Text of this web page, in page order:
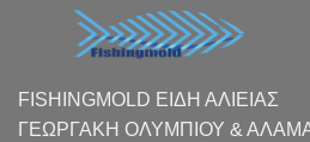
FISHINGMOLD ΕΙΔΗ ΑΛΙΕΙΑΣ
ΓΕΩΡΓΑΚΗ ΟΛΥΜΠΙΟΥ &